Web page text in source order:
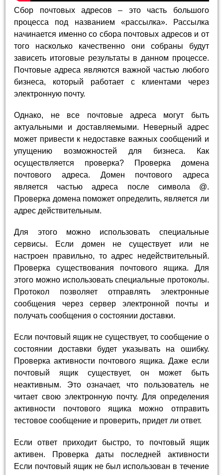
Сбор почтовых адресов – это часть большого
процесса под названием «рассылка». Рассылка
начинается именно со сбора почтовых адресов и от
того насколько качественно они собраны будут
зависеть итоговые результаты в данном процессе.
Почтовые адреса являются важной частью любого
бизнеса, который работает с клиентами через
электронную почту.
Однако, не все почтовые адреса могут быть
актуальными и доставляемыми. Неверный адрес
может привести к недоставке важных сообщений и
упущению возможностей для бизнеса. Как
осуществляется проверка? Проверка домена
почтового адреса. Домен почтового адреса
является частью адреса после символа @.
Проверка домена поможет определить, является ли
адрес действительным.
Для этого можно использовать специальные
сервисы. Если домен не существует или не
настроен правильно, то адрес недействительный.
Проверка существования почтового ящика. Для
этого можно использовать специальные протоколы.
Протокол позволяет отправлять электронные
сообщения через сервер электронной почты и
получать сообщения о состоянии доставки.
Если почтовый ящик не существует, то сообщение о
состоянии доставки будет указывать на ошибку.
Проверка активности почтового ящика. Даже если
почтовый ящик существует, он может быть
неактивным. Это означает, что пользователь не
читает свою электронную почту. Для определения
активности почтового ящика можно отправить
тестовое сообщение и проверить, придет ли ответ.
Если ответ приходит быстро, то почтовый ящик
активен. Проверка даты последней активности
Если почтовый ящик не был использован в течение